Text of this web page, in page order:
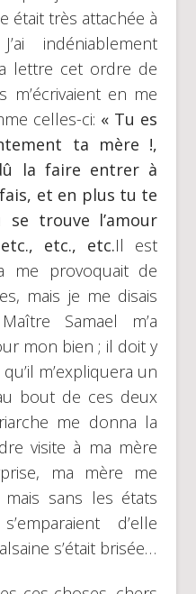
était très attachée à
indéniablement
lettre cet ordre de
m’écrivaient en me
celles-ci: « Tu es
ta mère !,
la faire entrer à
et en plus tu te
trouve l’amour
etc., etc.Il est
me provoquait de
mais je me disais
Samael m’a
mon bien ; il doit y
m’expliquera un
bout de ces deux
me donna la
visite à ma mère
ma mère me
sans les états
d’elle
s’était brisée…